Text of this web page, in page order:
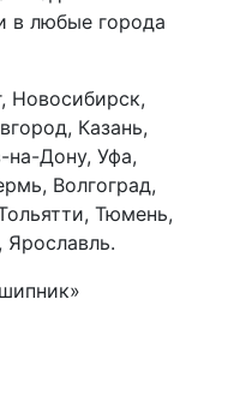
в любые города
Новосибирск,
Казань,
на-Дону, Уфа,
Волгоград,
Тюмень,
Ярославль.